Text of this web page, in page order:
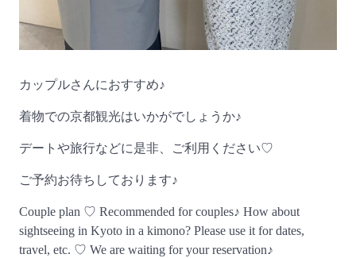
カップルさんにおすすめ♪
着物での京都観光はいかがでしょうか♪
デートや旅行などに是非、ご利用ください♡
ご予約お待ちしております♪
Couple plan ♡ Recommended for couples♪ How about
sightseeing in Kyoto in a kimono? Please use it for dates,
travel, etc. ♡ We are waiting for your reservation♪